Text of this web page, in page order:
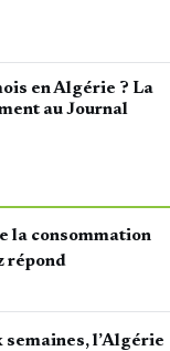
en Algérie ? La
au Journal
la consommation
répond
l’Algérie